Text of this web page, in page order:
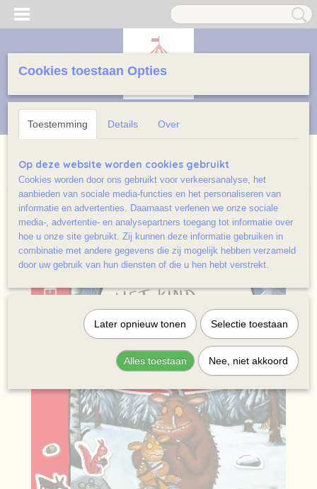
Home >Prentenboeken licht beschadigd/ Ramsj
de gruffalo Stickerboek
Cookies toestaan Opties
Toestemming Details Over
Op deze website worden cookies gebruikt
Cookies worden door ons gebruikt voor verkeersanalyse, het
aanbieden van sociale media-functies en het personaliseren van
informatie en advertenties. Daarnaast verlenen we onze sociale
media-, advertentie- en analysepartners toegang tot informatie over
hoe u onze site gebruikt. Zij kunnen deze informatie gebruiken in
combinatie met andere gegevens die zij mogelijk hebben verzameld
door uw gebruik van hun diensten of die u hen hebt verstrekt.
Later opnieuw tonen Selectie toestaan
Alles toestaan Nee, niet akkoord